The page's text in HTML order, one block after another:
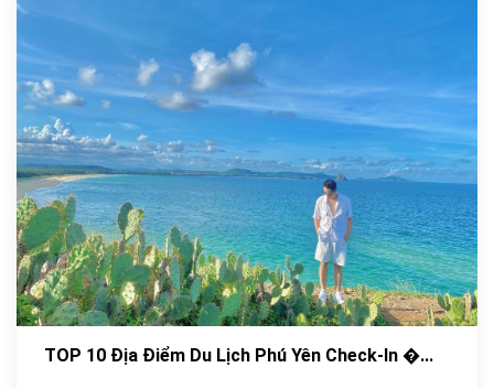
TOP 10 Địa Điểm Du Lịch Phú Yên Check-In �...